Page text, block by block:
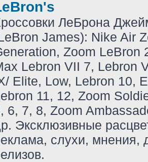
ЛеБрона
James): Nike Air
Zoom LeBron
Lebron VII 7, Lebron
Elite, Low, Lebron 10,
11, 12, Zoom
6, 7, 8, Zoom
Эксклюзивные
слухи, мнения,